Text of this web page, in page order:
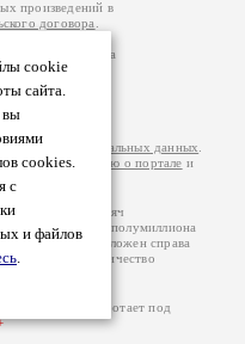
cookie
сайта.
вы
cookies.
с
и файлов
.
произведений в
договора
авторам
возможна
вы можете
за
на
персональных данных
информацию о портале и
порядка 100 тысяч
более полумиллиона
который расположен справа
две цифры: количество
Портал работает под